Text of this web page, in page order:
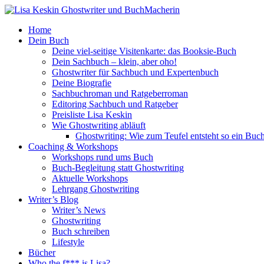
Home
Dein Buch
Deine viel-seitige Visitenkarte: das Booksie-Buch
Dein Sachbuch – klein, aber oho!
Ghostwriter für Sachbuch und Expertenbuch
Deine Biografie
Sachbuchroman und Ratgeberroman
Editoring Sachbuch und Ratgeber
Preisliste Lisa Keskin
Wie Ghostwriting abläuft
Ghostwriting: Wie zum Teufel entsteht so ein
Coaching & Workshops
Workshops rund ums Buch
Buch-Begleitung statt Ghostwriting
Aktuelle Workshops
Lehrgang Ghostwriting
Writer’s Blog
Writer’s News
Ghostwriting
Buch schreiben
Lifestyle
Bücher